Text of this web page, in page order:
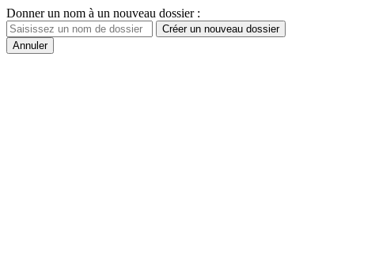
Donner un nom à un nouveau dossier :
Créer un nouveau dossier
Annuler